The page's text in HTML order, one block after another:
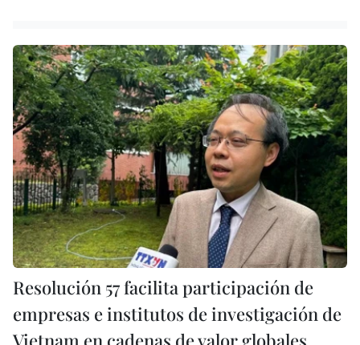
Resolución 57 facilita participación de
empresas e institutos de investigación de
Vietnam en cadenas de valor globales